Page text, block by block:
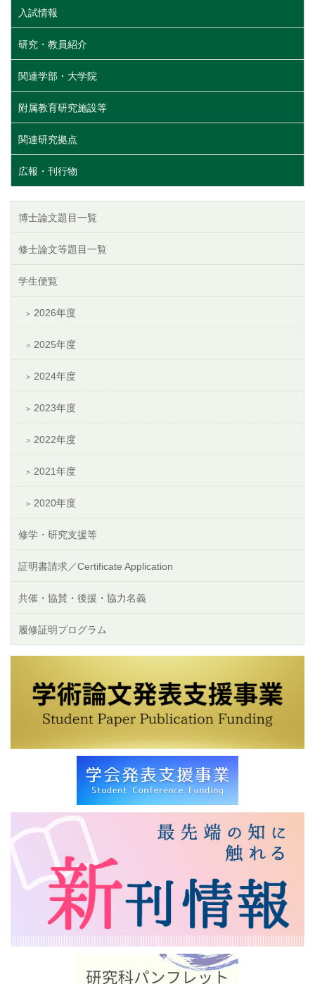
入試情報
研究・教員紹介
関連学部・大学院
附属教育研究施設等
関連研究拠点
広報・刊行物
博士論文題目一覧
修士論文等題目一覧
学生便覧
2026年度
2025年度
2024年度
2023年度
2022年度
2021年度
2020年度
修学・研究支援等
証明書請求／Certificate Application
共催・協賛・後援・協力名義
履修証明プログラム